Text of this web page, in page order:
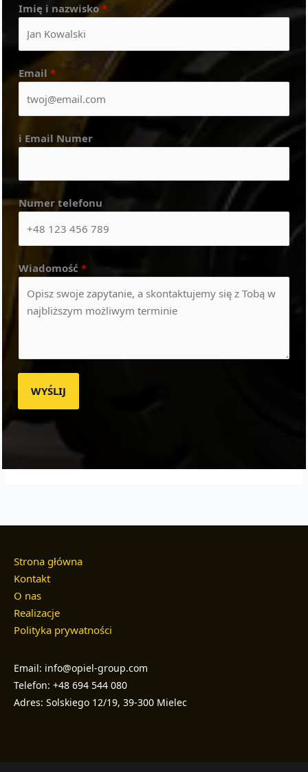
Imię i nazwisko*
Email *
i Email Numer
Numer telefonu
Wiadomość *
WYŚLIJ
Strona główna
Kontakt
O nas
Realizacje
Polityka prywatności
Email: info@opiel-group.com
Telefon: +48 694 544 080
Adres: Solskiego 12/19, 39-300 Mielec